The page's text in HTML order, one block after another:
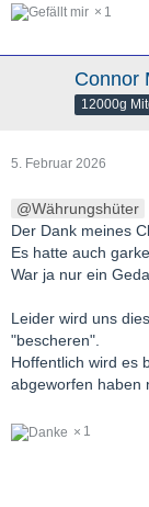
1
Connor
12000g
5. Februar 2026
Währungshüter
Der Dank meines
Es hatte auch
War ja nur ein
Leider wird uns
"bescheren".
Hoffentlich wird es
abgeworfen haben
1